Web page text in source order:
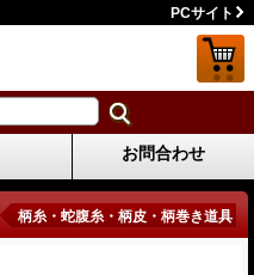
PCサイト
お問合わせ
柄糸・蛇腹糸・柄皮・柄巻き道具